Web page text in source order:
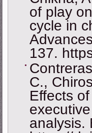
of play
cycle in
137.
C.,
Effects
analysis.